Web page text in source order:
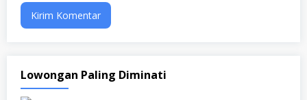
Lowongan Paling Diminati